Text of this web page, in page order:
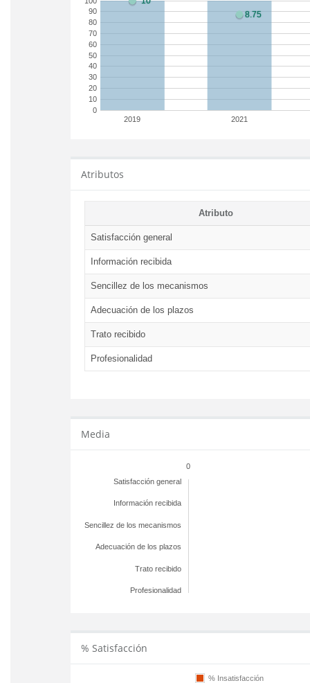
2019 2021
0
10
20
30
40
50
60
70
80
90
Atributos
Atributo
Satisfacción general
Información recibida
Sencillez de los mecanismos
Adecuación de los plazos
Trato recibido
Profesionalidad
Media
0
Satisfacción general
Información recibida
Sencillez de los mecanismos
Adecuación de los plazos
Trato recibido
Profesionalidad
% Satisfacción
% Insatisfacción